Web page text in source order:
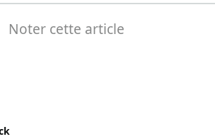
Noter cette article